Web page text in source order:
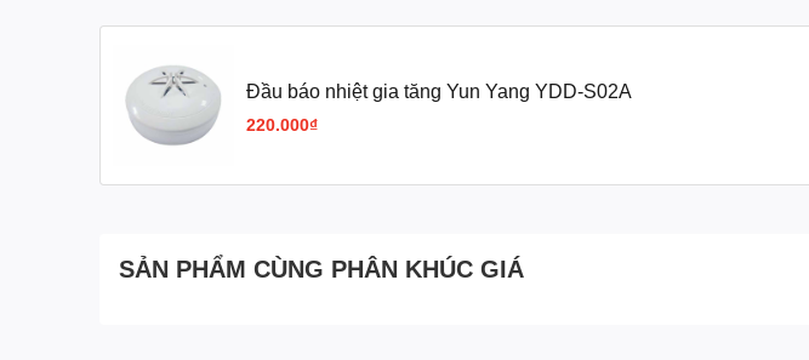
Đầu báo nhiệt gia tăng Yun Yang YDD-S02A
220.000₫
SẢN PHẨM CÙNG PHÂN KHÚC GIÁ